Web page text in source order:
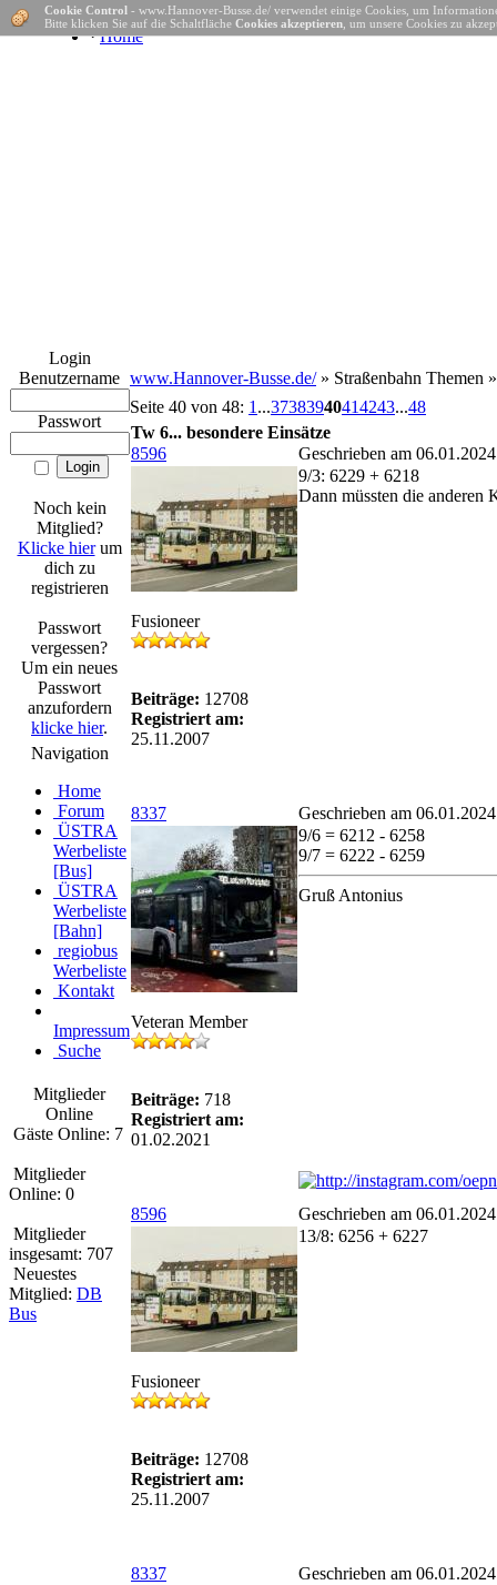
· Home
Login
Benutzername
Passwort
Noch kein
Mitglied?
Klicke hierum
dich zu
registrieren
Passwort
vergessen?
Um ein neues
Passwort
anzufordern
klicke hier.
Navigation
Home
Forum
ÜSTRA
Werbeliste
[Bus]
ÜSTRA
Werbeliste
[Bahn]
regiobus
Werbeliste
Kontakt
Impressum
Suche
Mitglieder
Online
Gäste Online: 7
Mitglieder
Online: 0
Mitglieder
insgesamt: 707
Neuestes
Mitglied: DB
Bus
Cookie Control - www.Hannover-Busse.de/ verwendet einige Cookies, um
Bitte klicken Sie auf die Schaltfläche Cookies akzeptieren , um unsere Cookies zu
www.Hannover-Busse.de/» Straßenbahn Themen
Seite 40 von 48: 1 ...37383940414243...48
Tw 6... besondere Einsätze
8596
Geschrieben am
Fusioneer
Beiträge: 12708
Registriert am:
25.11.2007
9/3: 6229 + 6218
Dann müssten die anderen
8337 Geschrieben am
Veteran Member
Beiträge: 718
Registriert am:
01.02.2021
9/6 = 6212 - 6258
9/7 = 6222 - 6259
Gruß Antonius
8596 Geschrieben am
Fusioneer
Beiträge: 12708
Registriert am:
25.11.2007
13/8: 6256 + 6227
8337 Geschrieben am